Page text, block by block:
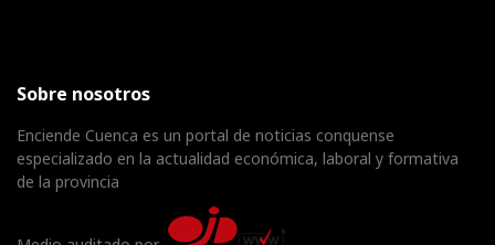
Sobre nosotros
Enciende Cuenca es un portal de noticias conquense
especializado en la actualidad económica, laboral y formativa
de la provincia